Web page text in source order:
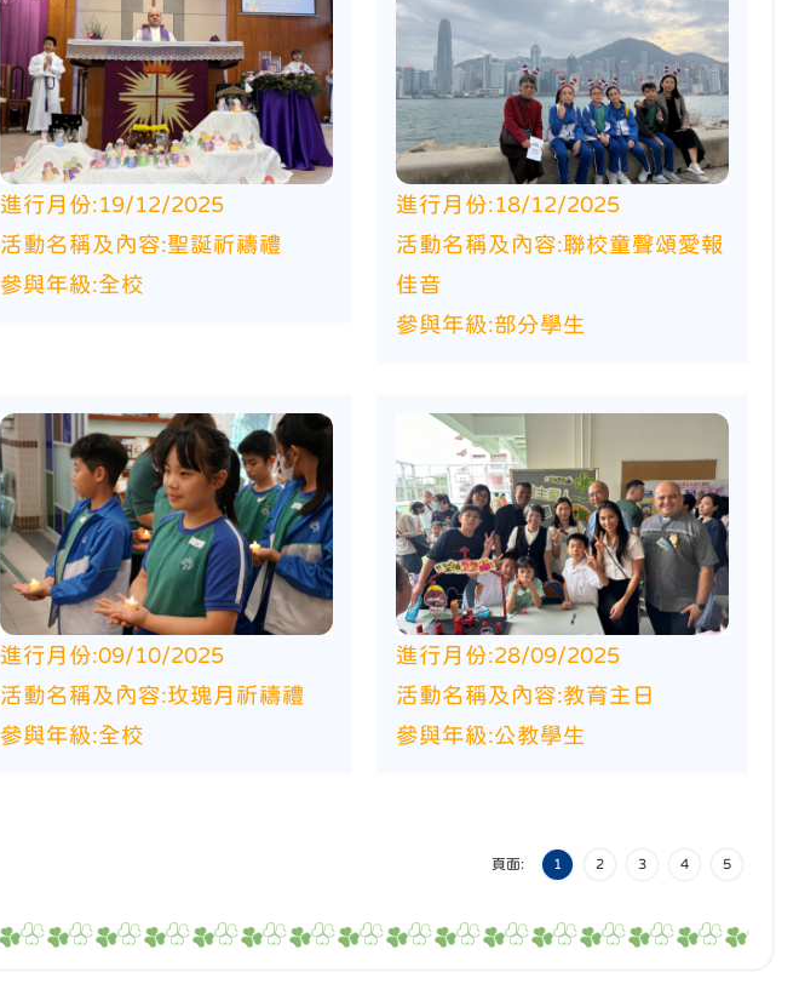
進行月份:19/12/2025
活動名稱及內容:聖誕祈禱禮
參與年級:全校
進行月份:18/12/2025
活動名稱及內容:聯校童聲頌愛報
佳音
參與年級:部分學生
進行月份:09/10/2025
活動名稱及內容:玫瑰月祈禱禮
參與年級:全校
進行月份:28/09/2025
活動名稱及內容:教育主日
參與年級:公教學生
頁面: 1 2 3 4 5